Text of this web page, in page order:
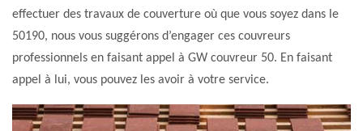
effectuer des travaux de couverture où que vous soyez dans le
50190, nous vous suggérons d’engager ces couvreurs
professionnels en faisant appel à GW couvreur 50. En faisant
appel à lui, vous pouvez les avoir à votre service.